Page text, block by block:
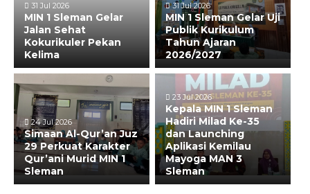
31 Jul 2026
MIN 1 Sleman Gelar
Jalan Sehat
Kokurikuler Pekan
Kelima
31 Jul 2026
MIN 1 Sleman Gelar Uji
Publik Kurikulum
Tahun Ajaran
2026/2027
24 Jul 2026
Simaan Al-Qur’an Juz
29 Perkuat Karakter
Qur’ani Murid MIN 1
Sleman
23 Jul 2026
Kepala MIN 1 Sleman
Hadiri Milad Ke-35
dan Launching
Aplikasi Kemilau
Mayoga MAN 3
Sleman